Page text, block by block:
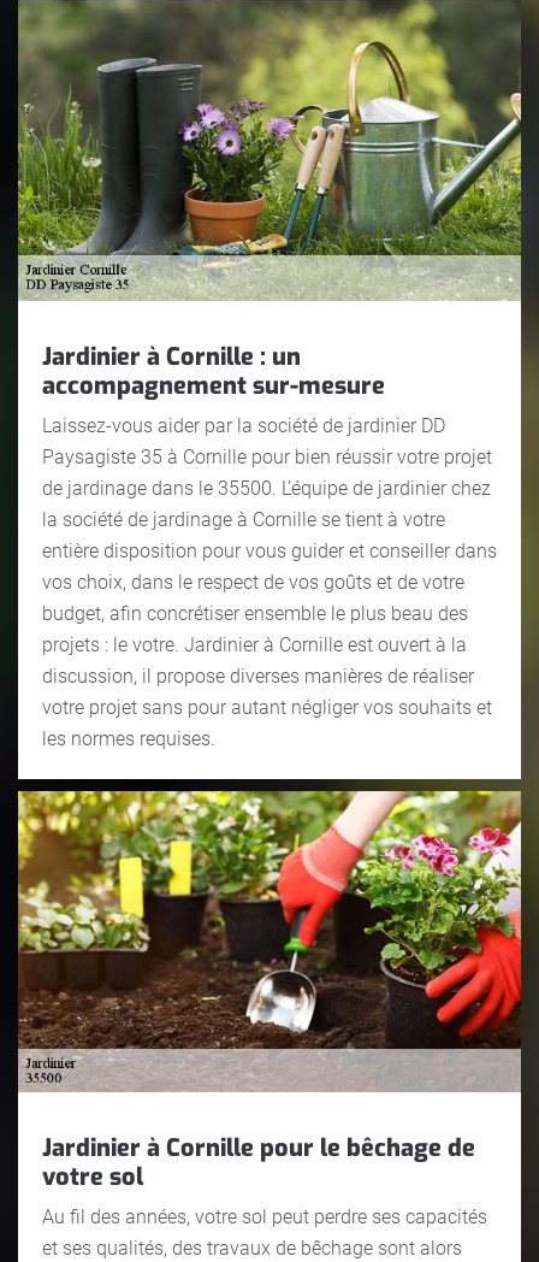
Jardinier à Cornille : un
accompagnement sur-mesure
Laissez-vous aider par la société de jardinier DD
Paysagiste 35 à Cornille pour bien réussir votre projet
de jardinage dans le 35500. L’équipe de jardinier chez
la société de jardinage à Cornille se tient à votre
entière disposition pour vous guider et conseiller dans
vos choix, dans le respect de vos goûts et de votre
budget, afin concrétiser ensemble le plus beau des
projets : le votre. Jardinier à Cornille est ouvert à la
discussion, il propose diverses manières de réaliser
votre projet sans pour autant négliger vos souhaits et
les normes requises.
Jardinier à Cornille pour le bêchage de
votre sol
Au fil des années, votre sol peut perdre ses capacités
et ses qualités, des travaux de bêchage sont alors